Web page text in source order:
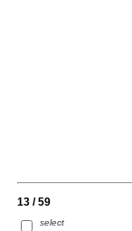
13 / 59
select